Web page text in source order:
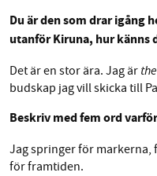
Du är den som drar igång
utanför Kiruna, hur känns
Det är en stor ära. Jag är
budskap jag vill skicka till
Beskriv med fem ord
Jag springer för markerna,
för framtiden.